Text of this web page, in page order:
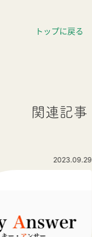
トップに戻る
関連記事
2023.09.29